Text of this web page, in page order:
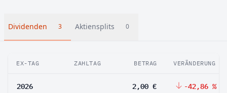
Dividenden 3 Aktiensplits 0
EX-TAG ZAHLTAG BETRAG VERÄNDERUNG
2026 2,00 € -42,86 %